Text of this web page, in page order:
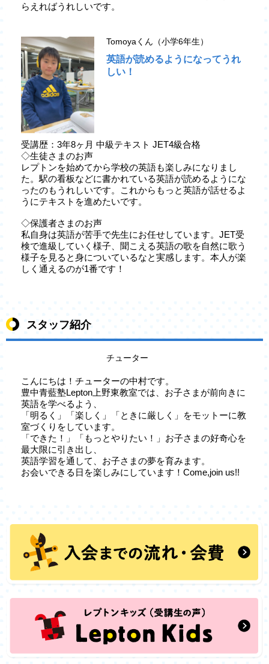
らえればうれしいです。
Tomoyaくん（小学6年生）
英語が読めるようになってうれ
しい！
受講歴：3年8ヶ月 中級テキスト JET4級合格
◇生徒さまのお声
レプトンを始めてから学校の英語も楽しみになりまし
た。駅の看板などに書かれている英語が読めるようにな
ったのもうれしいです。これからもっと英語が話せるよ
うにテキストを進めたいです。
◇保護者さまのお声
私自身は英語が苦手で先生にお任せしています。JET受
検で進級していく様子、聞こえる英語の歌を自然に歌う
様子を見ると身についているなと実感します。本人が楽
しく通えるのが1番です！
スタッフ紹介
チューター
こんにちは！チューターの中村です。
豊中青藍塾Lepton上野東教室では、お子さまが前向きに
英語を学べるよう、
「明るく」「楽しく」「ときに厳しく」をモットーに教
室づくりをしています。
「できた！」「もっとやりたい！」お子さまの好奇心を
最大限に引き出し、
英語学習を通して、お子さまの夢を育みます。
お会いできる日を楽しみにしています！Come,join us!!